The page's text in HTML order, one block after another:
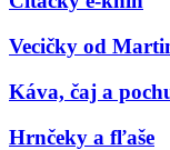
Vecičky od
Káva, čaj a
Hrnčeky a fľaše